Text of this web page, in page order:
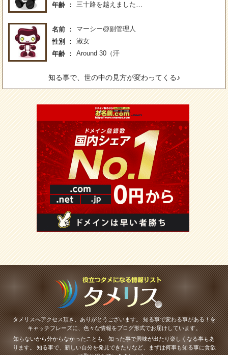
年齢
三十路を越えました…
名前
マーシー@副管理人
性別
淑女
年齢
Around 30（汗
知る事で、世の中の見方が変わってくる♪
タメリスへアクセス頂き、ありがとうございます。知る事で変わる事がある！を
キャッチフレーズに、色々な情報をブログ形式でお届けしています。
知らないから分からなかったことも、知った事で興味が出たり楽しくなる事もあ
ります。知る事で、新しい自分を発見できたりなど、まずは何事も知る事に貪欲